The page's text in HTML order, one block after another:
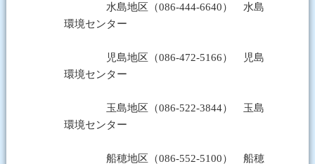
水島地区（086-444-6640） 水島
環境センター
児島地区（086-472-5166） 児島
環境センター
玉島地区（086-522-3844） 玉島
環境センター
船穂地区（086-552-5100） 船穂